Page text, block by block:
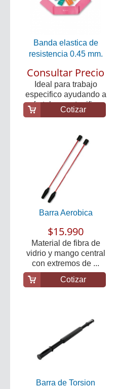
Banda elastica de
resistencia 0.45 mm.
Consultar Precio
Ideal para trabajo
especifico ayudando a
fortalecer y tonifi...
Cotizar
Barra Aerobica
$15.990
Material de fibra de
vidrio y mango central
con extremos de ...
Cotizar
Barra de Torsion